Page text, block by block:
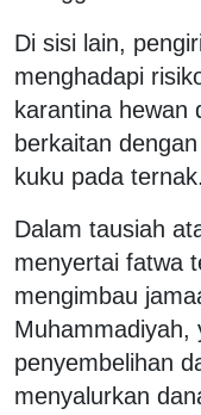
Di sisi lain,
menghadapi
karantina hewan
berkaitan
kuku pada ternak.
Dalam tausiah
menyertai fatwa
mengimbau
Muhammadiyah,
penyembelihan
menyalurkan